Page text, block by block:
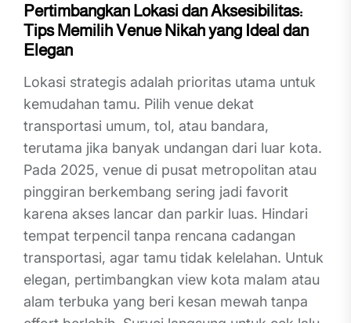
Pertimbangkan Lokasi dan Aksesibilitas:
Tips Memilih Venue Nikah yang Ideal dan
Elegan
Lokasi strategis adalah prioritas utama untuk
kemudahan tamu. Pilih venue dekat
transportasi umum, tol, atau bandara,
terutama jika banyak undangan dari luar kota.
Pada 2025, venue di pusat metropolitan atau
pinggiran berkembang sering jadi favorit
karena akses lancar dan parkir luas. Hindari
tempat terpencil tanpa rencana cadangan
transportasi, agar tamu tidak kelelahan. Untuk
elegan, pertimbangkan view kota malam atau
alam terbuka yang beri kesan mewah tanpa